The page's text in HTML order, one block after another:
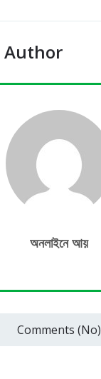
Author
অনলাইনে আয়
Comments (No)